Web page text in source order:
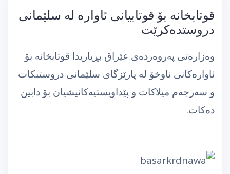
قوتابخانه‌ بۆ قوتابیانی ئاواره‌ له‌ سلێمانی
دروستده‌كرێت
وه‌زاره‌تی په‌روه‌رده‌ی عێراق بڕیاریدا قوتابخانه‌ بۆ
ئاواره‌كانی ناوخۆ له‌ پارێزگای سلێمانی دروستبكات
و سه‌رجه‌م میلاكات و پێداویستیه‌كانیشیان بۆ دابین
ده‌كات.